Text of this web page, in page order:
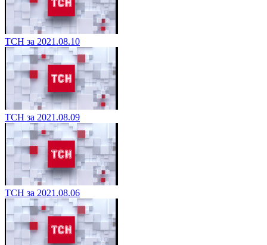
ТСН за 2021.08.10
ТСН за 2021.08.09
ТСН за 2021.08.06